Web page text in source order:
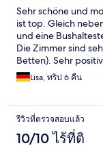
Sehr schöne und
ist top. Gleich
und eine
Die Zimmer sind
Betten). Sehr
Handtücher für den
Steckdose im
gereinigt, da sie
unsere Bitte diese
Lisa, ทริป 6 คืน
รีวิวที่ตรวจสอบแล้ว
10/10 ไร้ที่ติ